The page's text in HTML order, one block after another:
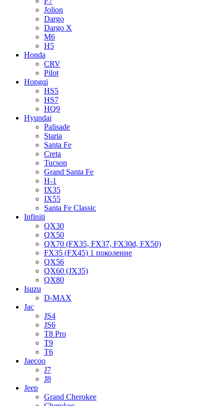
Jolion
Dargo
Dargo X
M6
H5
Honda
CRV
Pilot
Hongqi
HS5
HS7
HQ9
Hyundai
Palisade
Staria
Santa Fe
Creta
Tucson
Grand Santa Fe
H-1
IX35
IX55
Santa Fe Classic
Infiniti
QX30
QX50
QX70 (FX35, FX37, FX30d, FX50)
FX35 (FX45) 1 поколение
QX56
QX60 (JX35)
QX80
Isuzu
D-MAX
Jac
JS4
JS6
T8 Pro
T9
T6
Jaecoo
J7
J8
Jeep
Grand Cherokee